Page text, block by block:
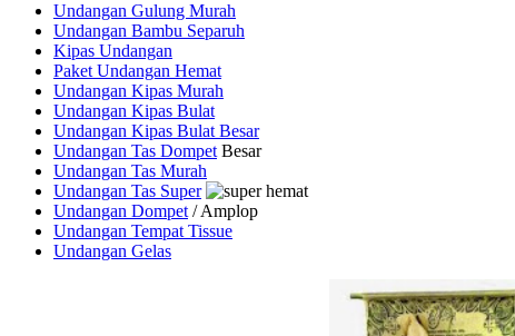
Undangan Gulung Murah
Undangan Bambu Separuh
Kipas Undangan
Paket Undangan Hemat
Undangan Kipas Murah
Undangan Kipas Bulat
Undangan Kipas Bulat Besar
Undangan Tas Dompet Besar
Undangan Tas Murah
Undangan Tas Super
Undangan Dompet / Amplop
Undangan Tempat Tissue
Undangan Gelas